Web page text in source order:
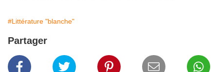
#Littérature "blanche"
Partager